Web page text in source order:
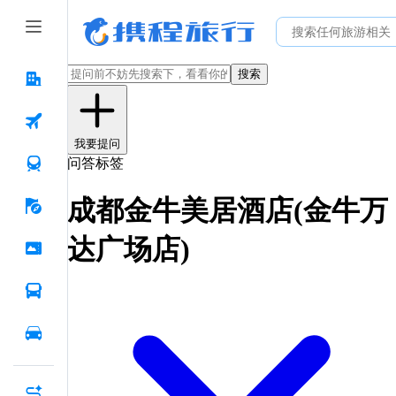
搜索
我要提问
问答标签
成都金牛美居酒店(金牛万
达广场店)